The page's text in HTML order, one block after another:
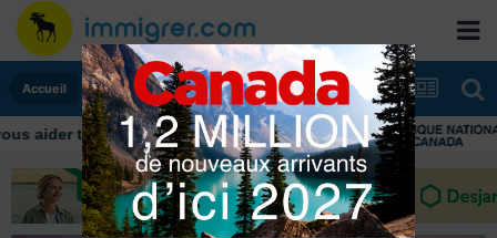
Accueil